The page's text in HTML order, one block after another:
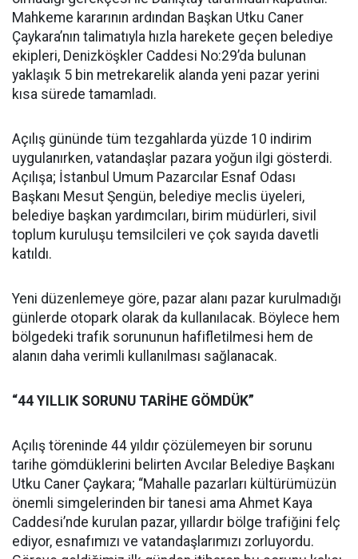
Mahkeme kararının ardından Başkan Utku Caner
Çaykara’nın talimatıyla hızla harekete geçen belediye
ekipleri, Denizköşkler Caddesi No:29’da bulunan
yaklaşık 5 bin metrekarelik alanda yeni pazar yerini
kısa sürede tamamladı.
Açılış gününde tüm tezgahlarda yüzde 10 indirim
uygulanırken, vatandaşlar pazara yoğun ilgi gösterdi.
Açılışa; İstanbul Umum Pazarcılar Esnaf Odası
Başkanı Mesut Şengün, belediye meclis üyeleri,
belediye başkan yardımcıları, birim müdürleri, sivil
toplum kuruluşu temsilcileri ve çok sayıda davetli
katıldı.
Yeni düzenlemeye göre, pazar alanı pazar kurulmadığı
günlerde otopark olarak da kullanılacak. Böylece hem
bölgedeki trafik sorununun hafifletilmesi hem de
alanın daha verimli kullanılması sağlanacak.
“44 YILLIK SORUNU TARİHE GÖMDÜK”
Açılış töreninde 44 yıldır çözülemeyen bir sorunu
tarihe gömdüklerini belirten Avcılar Belediye Başkanı
Utku Caner Çaykara; “Mahalle pazarları kültürümüzün
önemli simgelerinden bir tanesi ama Ahmet Kaya
Caddesi’nde kurulan pazar, yıllardır bölge trafiğini felç
ediyor, esnafımızı ve vatandaşlarımızı zorluyordu.